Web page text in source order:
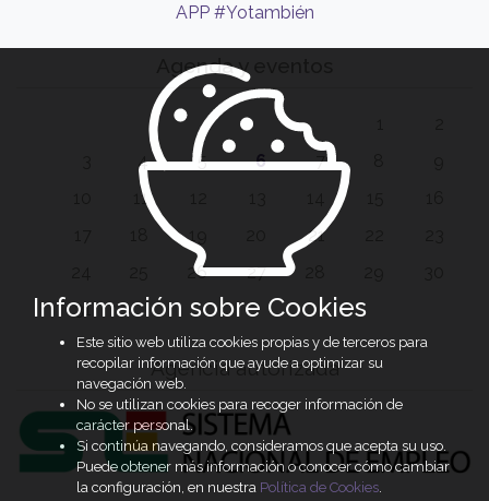
APP #Yotambién
Agenda y eventos
4 5 6 7
11
19 21
26 27
31
Agencia autorizada
Información sobre Cookies
Este sitio web utiliza cookies propias y de terceros para
recopilar información que ayude a optimizar su
navegación web.
No se utilizan cookies para recoger información de
carácter personal.
Si continúa navegando, consideramos que acepta su uso.
Puede obtener más información o conocer cómo cambiar
la configuración, en nuestra Política de Cookies.